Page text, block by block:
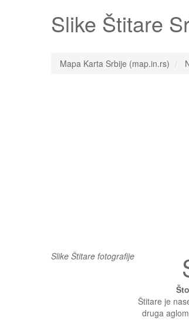
Slike Štitare
Mapa Karta Srbije (map.in.rs)
Slike Štitare fotografije
Štitare je
druga